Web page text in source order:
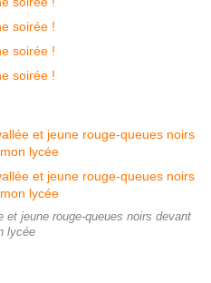
jeune rouge-queues noirs devant
lycée